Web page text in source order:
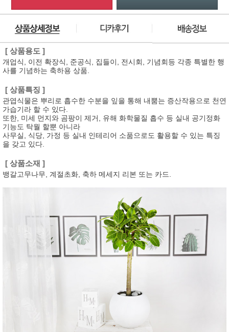
[ 상품용도 ]
개업식, 이전 확장식, 준공식, 집들이, 전시회, 기념회등 각종 특별한 행
사를 기념하는 축하용 상품.
[ 상품특징 ]
관엽식물은 뿌리로 흡수한 수분을 잎을 통해 내뿜는 증산작용으로 천연
가습기라 할 수 있다.
또한, 미세 먼지와 곰팡이 제거, 유해 화학물질 흡수 등 실내 공기정화
기능도 탁월 할뿐 아니라
사무실, 식당, 가정 등 실내 인테리어 소품으로도 활용할 수 있는 특징
을 갖고 있다.
[ 상품소재 ]
뱅갈고무나무, 계절초화, 축하 메세지 리본 또는 카드.